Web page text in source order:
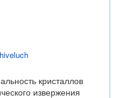
кристаллов
извержения